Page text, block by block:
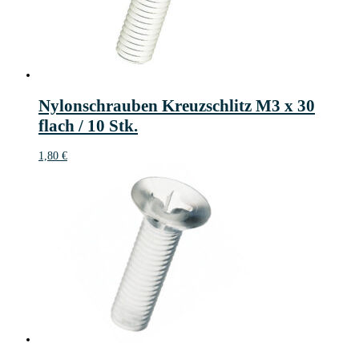
Nylonschrauben Kreuzschlitz M3 x 30
flach / 10 Stk.
1,80 €